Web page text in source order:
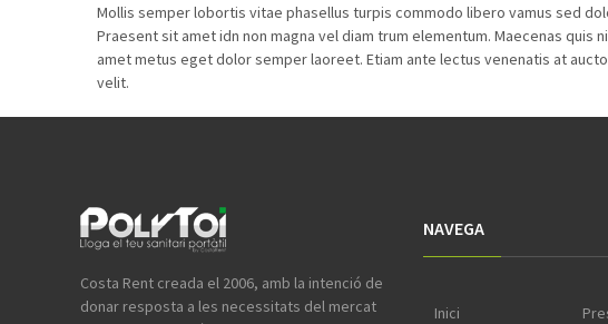
Mollis semper lobortis vitae phasellus turpis commodo libero vamus sed
Praesent sit amet idn non magna vel diam trum elementum. Maecenas quis
amet metus eget dolor semper laoreet. Etiam ante lectus venenatis at
velit.
Costa Rent creada el 2006, amb la intenció de
donar resposta a les necessitats del mercat
NAVEGA
Inici